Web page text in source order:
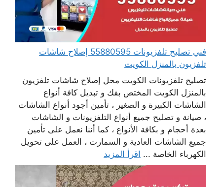
فني تصليح تلفزيونات 55880595 إصلاح شاشات
تلفزيون بالمنزل الكويت
تصليح تلفزيونات الكويت محل إصلاح شاشات تلفزيون
بالمنزل الكويت المختص بفك و تبديل كافة أنواع
الشاشات الكبيرة و الصغير ، تأمين أجود أنواع الشاشات
، صيانة و تصليح جميع أنواع التلفزيونات و الشاشات
بعدة أحجام و بكافة الأنواع ، كما أننا نعمل على تأمين
جميع الشاشات العادية و السمارت ، العمل على تحويل
الكهرباء الخاصة ... اقرأ المزيد